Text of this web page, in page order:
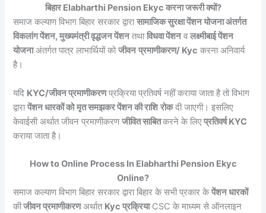
बिहार Elabharthi Pension Ekyc करना जरूरी क्यों?
समाज कल्याण विभाग बिहार सरकार द्वारासामाजिक सुरक्षा पेंशन योजना अंतर्गत
विकलांग पेंशन, मुख्यमंत्री वृद्धजन पेंशनतथाविधवा पेंशनवलक्ष्मीबाई पेंशन
योजनाअंतर्गत पात्र लाभार्थियों कोजीवन प्रमाणीकरण/ Kyc करना अनिवार्य
है।
यदि KYC/जीवन प्रमाणीकरणप्रक्रिया प्रतिवर्ष नहीं कराया जाता है तो विभाग
द्वारापेंशन धारकों को मृत समझकर पेंशन की राशि रोकदी जाएगी। इसलिए
केवाईसी अर्थात जीवन प्रमाणीकरणजीवित साबितकरने के लिएप्रतिवर्ष KYC
कराया जाता है।
How to Online Process In Elabharthi Pension Ekyc
Online?
समाज कल्याण विभाग बिहार सरकार द्वारा बिहार के सभी प्रकार केपेंशन धारकों
कीजीवन प्रमाणीकरणअर्थात Kyc प्रक्रियाCSC के माध्यम से ऑनलाइन